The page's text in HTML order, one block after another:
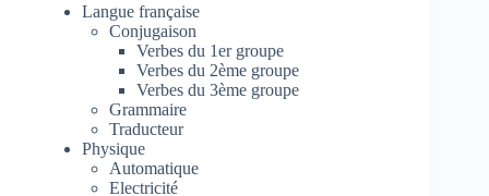
Langue française
Conjugaison
Verbes du 1er groupe
Verbes du 2ème groupe
Verbes du 3ème groupe
Grammaire
Traducteur
Physique
Automatique
Electricité